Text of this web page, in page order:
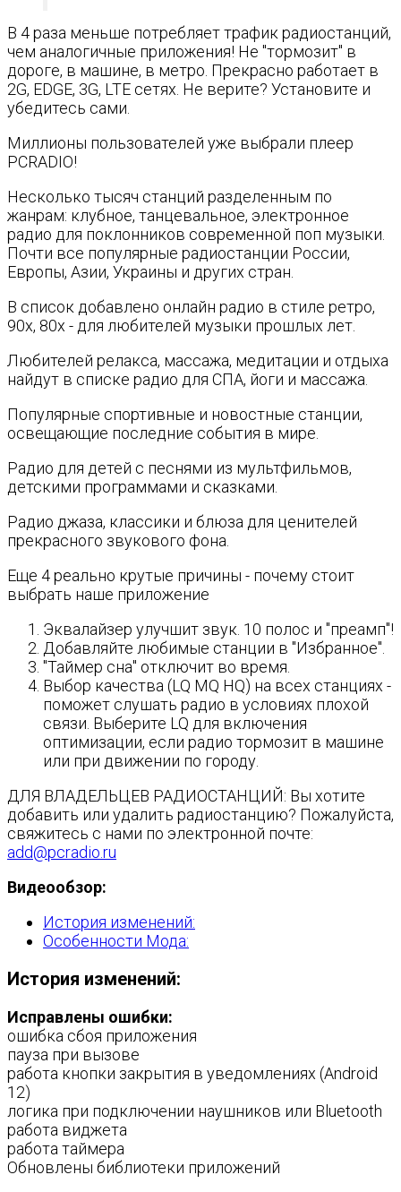
В 4 раза меньше потребляет трафик радиостанций,
чем аналогичные приложения! Не "тормозит" в
дороге, в машине, в метро. Прекрасно работает в
2G, EDGE, 3G, LTE сетях. Не верите? Установите и
убедитесь сами.
Миллионы пользователей уже выбрали плеер
PCRADIO!
Несколько тысяч станций разделенным по
жанрам: клубное, танцевальное, электронное
радио для поклонников современной поп музыки.
Почти все популярные радиостанции России,
Европы, Азии, Украины и других стран.
В список добавлено онлайн радио в стиле ретро,
90х, 80х - для любителей музыки прошлых лет.
Любителей релакса, массажа, медитации и отдыха
найдут в списке радио для СПА, йоги и массажа.
Популярные спортивные и новостные станции,
освещающие последние события в мире.
Радио для детей с песнями из мультфильмов,
детскими программами и сказками.
Радио джаза, классики и блюза для ценителей
прекрасного звукового фона.
Еще 4 реально крутые причины - почему стоит
выбрать наше приложение
Эквалайзер улучшит звук. 10 полос и "преамп"!
Добавляйте любимые станции в "Избранное".
"Таймер сна" отключит во время.
Выбор качества (LQ MQ HQ) на всех станциях -
поможет слушать радио в условиях плохой
связи. Выберите LQ для включения
оптимизации, если радио тормозит в машине
или при движении по городу.
ДЛЯ ВЛАДЕЛЬЦЕВ РАДИОСТАНЦИЙ: Вы хотите
добавить или удалить радиостанцию? Пожалуйста,
свяжитесь с нами по электронной почте:
add@pcradio.ru
Видеообзор:
История изменений:
Особенности Мода:
История изменений:
Исправлены ошибки:
ошибка сбоя приложения
пауза при вызове
работа кнопки закрытия в уведомлениях (Android
12)
логика при подключении наушников или Bluetooth
работа виджета
работа таймера
Обновлены библиотеки приложений